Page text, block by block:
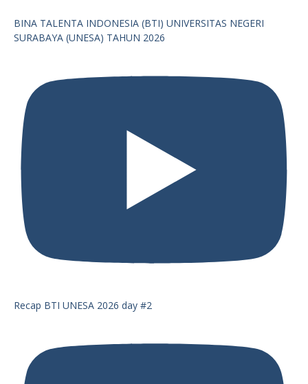
BINA TALENTA INDONESIA (BTI) UNIVERSITAS NEGERI
SURABAYA (UNESA) TAHUN 2026
Recap BTI UNESA 2026 day #2